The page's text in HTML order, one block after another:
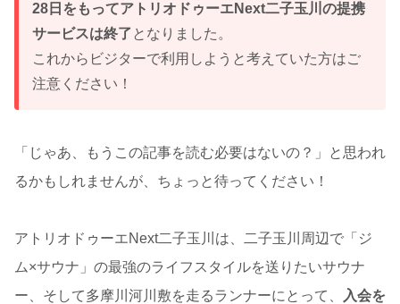
28日をもってアトリオドゥーエNext二子玉川の提携
サービスは終了となりました。
これからビジターで利用しようと考えていた方はご
注意ください！
「じゃあ、もうこの記事を読む必要はないの？」と思われ
るかもしれませんが、ちょっと待ってください！
アトリオドゥーエNext二子玉川は、二子玉川周辺で「ジ
ム×サウナ」の最強のライフスタイルを送りたいサウナ
ー、そして多摩川河川敷を走るランナーにとって、
入会を